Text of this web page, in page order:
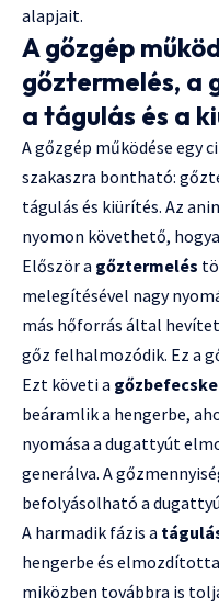
alapjait.
A gőzgép
gőztermelés, a
a tágulás és a
A gőzgép működése egy
szakaszra bontható:
tágulás és kiürítés. Az
nyomon követhető,
Először a gőztermelés
melegítésével nagy
más hőforrás által
gőz felhalmozódik. Ez a
Ezt követi a
beáramlik a hengerbe,
nyomása a dugattyút
generálva. A
befolyásolható a dugattyú
A harmadik fázis a
hengerbe és
miközben továbbra is